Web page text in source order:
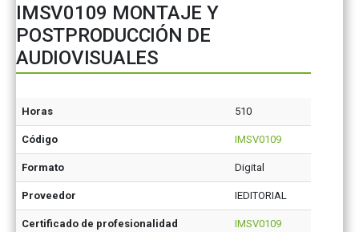
IMSV0109 MONTAJE Y
POSTPRODUCCIÓN DE
AUDIOVISUALES
Horas 510
Código IMSV0109
Formato Digital
Proveedor IEDITORIAL
Certificado de profesionalidad IMSV0109